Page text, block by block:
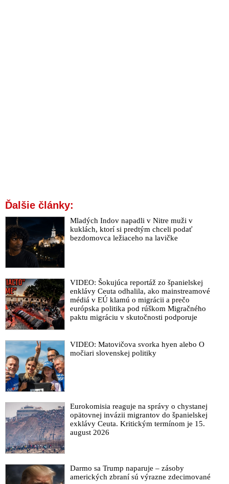
Ďalšie články:
Mladých Indov napadli v Nitre muži v
kuklách, ktorí si predtým chceli podať
bezdomovca ležiaceho na lavičke
VIDEO: Šokujúca reportáž zo španielskej
enklávy Ceuta odhalila, ako mainstreamové
médiá v EÚ klamú o migrácii a prečo
európska politika pod rúškom Migračného
paktu migráciu v skutočnosti podporuje
VIDEO: Matovičova svorka hyen alebo O
močiari slovenskej politiky
Eurokomisia reaguje na správy o chystanej
opätovnej invázii migrantov do španielskej
exklávy Ceuta. Kritickým termínom je 15.
august 2026
Darmo sa Trump naparuje – zásoby
amerických zbraní sú výrazne zdecimované